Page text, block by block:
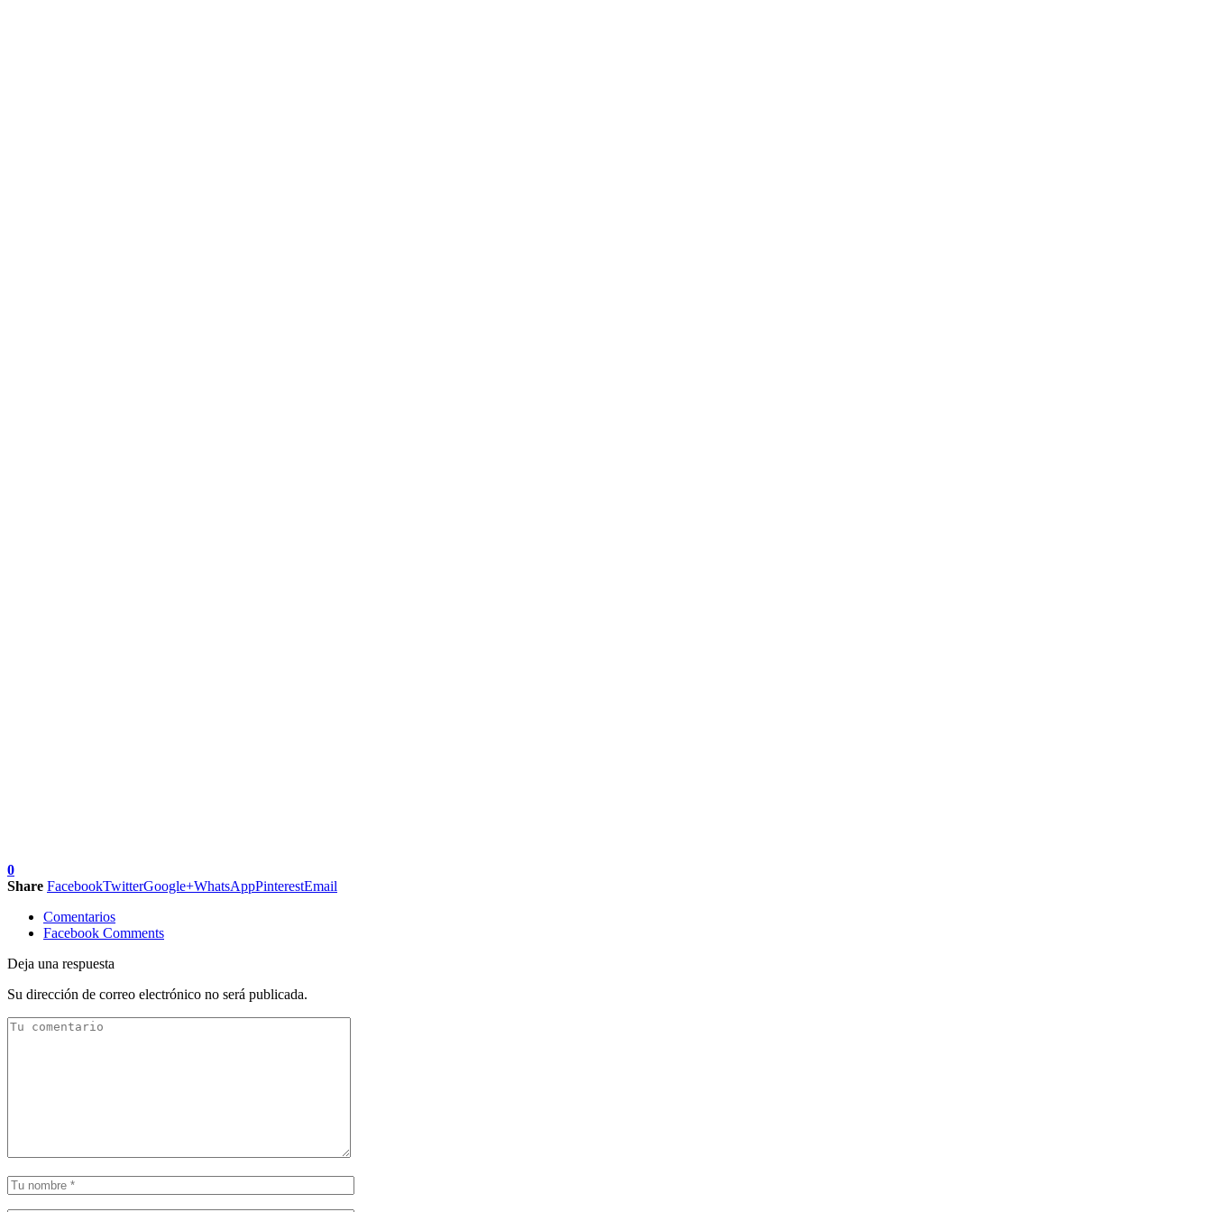
0
Share FacebookTwitterGoogle+WhatsAppPinterestEmail
Comentarios
Facebook Comments
Deja una respuesta
Su dirección de correo electrónico no será publicada.